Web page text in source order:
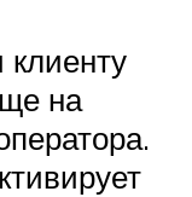
клиенту
на